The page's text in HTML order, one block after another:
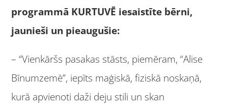
programmā KURTUVĒ iesaistīte bērni,
jaunieši un pieaugušie:
– “Vienkāršs pasakas stāsts, piemēram, “Alise
Bīnumzemē”, iepīts maģiskā, fiziskā noskaņā,
kurā apvienoti daži deju stili un skan